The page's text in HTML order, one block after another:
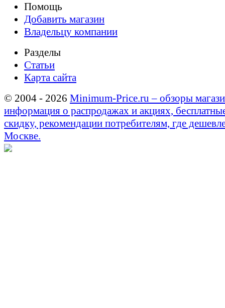
Помощь
Добавить магазин
Владельцу компании
Разделы
Статьи
Карта сайта
© 2004 - 2026 Minimum-Price.ru – обзоры
информация о распродажах и акциях,
скидку, рекомендации потребителям, где
Москве.